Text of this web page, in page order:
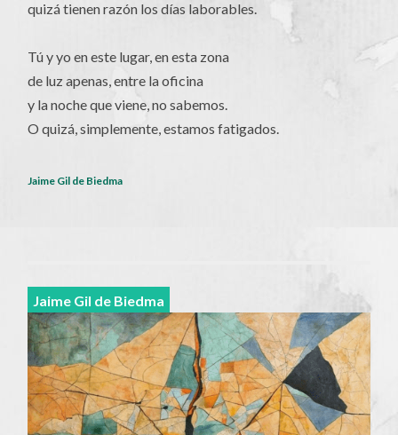
quizá tienen razón los días laborables.
Tú y yo en este lugar, en esta zona
de luz apenas, entre la oficina
y la noche que viene, no sabemos.
O quizá, simplemente, estamos fatigados.
Jaime Gil de Biedma
Jaime Gil de Biedma